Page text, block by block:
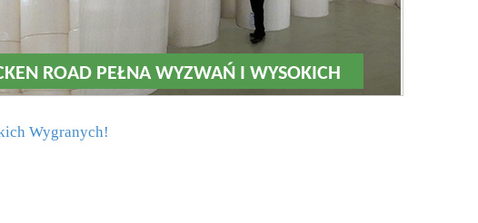
ROAD PEŁNA WYZWAŃ I WYSOKICH
Wygranych!